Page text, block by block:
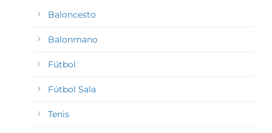
Baloncesto
Balonmano
Fútbol
Fútbol Sala
Tenis